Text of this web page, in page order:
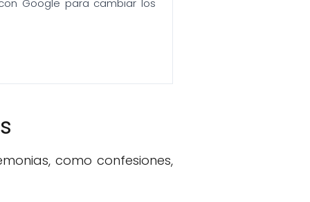
Google para cambiar los
como confesiones,